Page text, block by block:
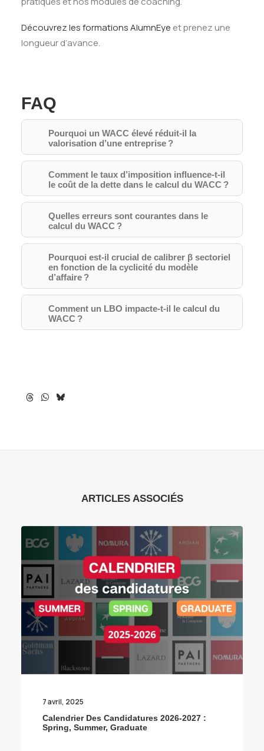
Découvrez les formations AlumnEye et prenez une
longueur d’avance.
FAQ
Pourquoi un WACC élevé réduit-il la
valorisation d’une entreprise ?
Comment le taux d’imposition influence-t-il
le coût de la dette dans le calcul du WACC ?
Quelles erreurs sont courantes dans le
calcul du WACC ?
Pourquoi est-il crucial de calibrer β sectoriel
en fonction de la cyclicité du modèle
d’affaire ?
Comment un LBO impacte-t-il le calcul du
WACC ?
ARTICLES ASSOCIÉS
7 avril, 2025
Calendrier Des Candidatures 2026-2027 :
Spring, Summer, Graduate